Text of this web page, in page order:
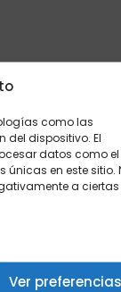
como las
dispositivo. El
datos como el
en este sitio.
a ciertas
Ver